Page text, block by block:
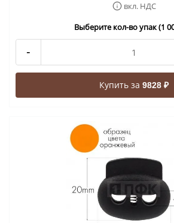
вкл. НДС
Выберите кол-во упак (1
-
Купить за 9828 ₽